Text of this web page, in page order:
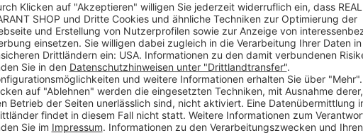
Montag bis Freitag: 8:00